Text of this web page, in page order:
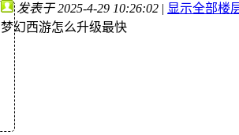
发表于 2025-4-29 10:26:02 | 显示全部楼
梦幻西游怎么升级最快